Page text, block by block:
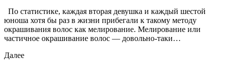
По статистике, каждая вторая девушка и каждый шестой
юноша хотя бы раз в жизни прибегали к такому методу
окрашивания волос как мелирование. Мелирование или
частичное окрашивание волос — довольно-таки…
Далее